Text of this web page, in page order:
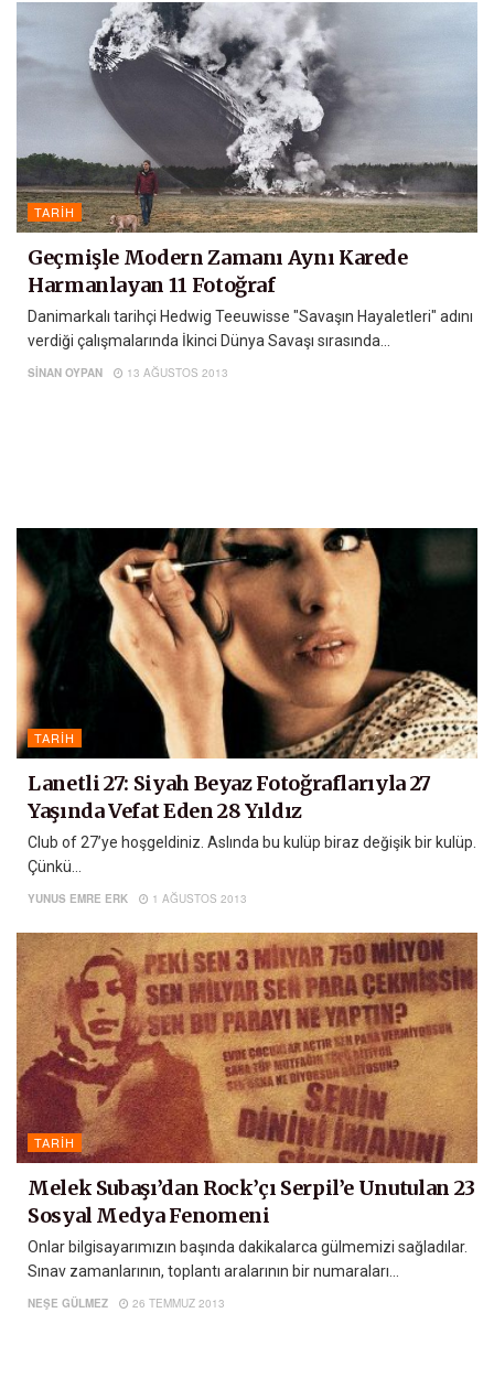
TARIH
Geçmişle Modern Zamanı Aynı Karede
Harmanlayan 11 Fotoğraf
Danimarkalı tarihçi Hedwig Teeuwisse "Savaşın Hayaletleri" adını
verdiği çalışmalarında İkinci Dünya Savaşı sırasında...
SINAN OYPAN 13 AĞUSTOS 2013
TARIH
Lanetli 27: Siyah Beyaz Fotoğraflarıyla 27
Yaşında Vefat Eden 28 Yıldız
Club of 27’ye hoşgeldiniz. Aslında bu kulüp biraz değişik bir kulüp.
Çünkü...
YUNUS EMRE ERK 1 AĞUSTOS 2013
TARIH
Melek Subaşı’dan Rock’çı Serpil’e Unutulan 23
Sosyal Medya Fenomeni
Onlar bilgisayarımızın başında dakikalarca gülmemizi sağladılar.
Sınav zamanlarının, toplantı aralarının bir numaraları...
NEŞE GÜLMEZ 26 TEMMUZ 2013